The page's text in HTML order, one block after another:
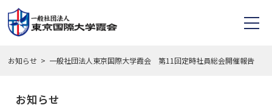
お知らせ 一般社団法人東京国際大学霞会 第11回定時社員総会開催報告
お知らせ